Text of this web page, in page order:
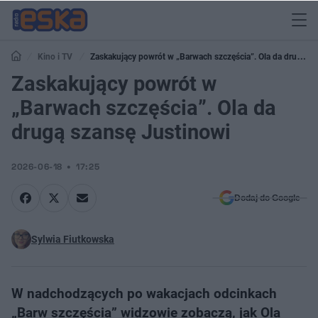
Kino i TV
Zaskakujący powrót w „Barwach szczęścia”. Ola da drugą
szansę Justinowi
Zaskakujący powrót w
„Barwach szczęścia”. Ola da
drugą szansę Justinowi
2026-06-18 17:25
Dodaj do Google
Sylwia Fiutkowska
W nadchodzących po wakacjach odcinkach
„Barw szczęścia” widzowie zobaczą, jak Ola